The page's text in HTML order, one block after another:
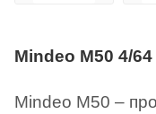
Mindeo M50 4/64
Mindeo M50 –